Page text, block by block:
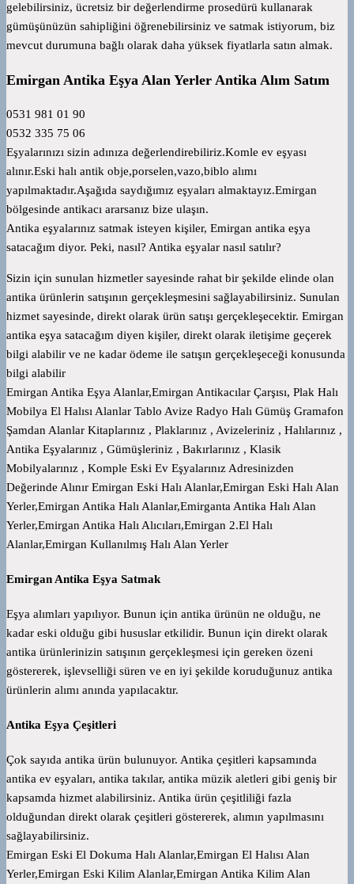
gelebilirsiniz, ücretsiz bir değerlendirme prosedürü kullanarak
gümüşünüzün sahipliğini öğrenebilirsiniz ve satmak istiyorum, biz
mevcut durumuna bağlı olarak daha yüksek fiyatlarla satın almak.
Emirgan Antika Eşya Alan Yerler Antika Alım Satım
0531 981 01 90
0532 335 75 06
Eşyalarınızı sizin adınıza değerlendirebiliriz.Komle ev eşyası
alınır.Eski halı antik obje,porselen,vazo,biblo alımı
yapılmaktadır.Aşağıda saydığımız eşyaları almaktayız.Emirgan
bölgesinde antikacı ararsanız bize ulaşın.
Antika eşyalarınız satmak isteyen kişiler, Emirgan antika eşya
satacağım diyor. Peki, nasıl? Antika eşyalar nasıl satılır?
Sizin için sunulan hizmetler sayesinde rahat bir şekilde elinde olan
antika ürünlerin satışının gerçekleşmesini sağlayabilirsiniz. Sunulan
hizmet sayesinde, direkt olarak ürün satışı gerçekleşecektir. Emirgan
antika eşya satacağım diyen kişiler, direkt olarak iletişime geçerek
bilgi alabilir ve ne kadar ödeme ile satışın gerçekleşeceği konusunda
bilgi alabilir
Emirgan Antika Eşya Alanlar,Emirgan Antikacılar Çarşısı, Plak Halı
Mobilya El Halısı Alanlar Tablo Avize Radyo Halı Gümüş Gramafon
Şamdan Alanlar Kitaplarınız , Plaklarınız , Avizeleriniz , Halılarınız ,
Antika Eşyalarınız , Gümüşleriniz , Bakırlarınız , Klasik
Mobilyalarınız , Komple Eski Ev Eşyalarınız Adresinizden
Değerinde Alınır Emirgan Eski Halı Alanlar,Emirgan Eski Halı Alan
Yerler,Emirgan Antika Halı Alanlar,Emirganta Antika Halı Alan
Yerler,Emirgan Antika Halı Alıcıları,Emirgan 2.El Halı
Alanlar,Emirgan Kullanılmış Halı Alan Yerler
Emirgan Antika Eşya Satmak
Eşya alımları yapılıyor. Bunun için antika ürünün ne olduğu, ne
kadar eski olduğu gibi hususlar etkilidir. Bunun için direkt olarak
antika ürünlerinizin satışının gerçekleşmesi için gereken özeni
göstererek, işlevselliği süren ve en iyi şekilde koruduğunuz antika
ürünlerin alımı anında yapılacaktır.
Antika Eşya Çeşitleri
Çok sayıda antika ürün bulunuyor. Antika çeşitleri kapsamında
antika ev eşyaları, antika takılar, antika müzik aletleri gibi geniş bir
kapsamda hizmet alabilirsiniz. Antika ürün çeşitliliği fazla
olduğundan direkt olarak çeşitleri göstererek, alımın yapılmasını
sağlayabilirsiniz.
Emirgan Eski El Dokuma Halı Alanlar,Emirgan El Halısı Alan
Yerler,Emirgan Eski Kilim Alanlar,Emirgan Antika Kilim Alan